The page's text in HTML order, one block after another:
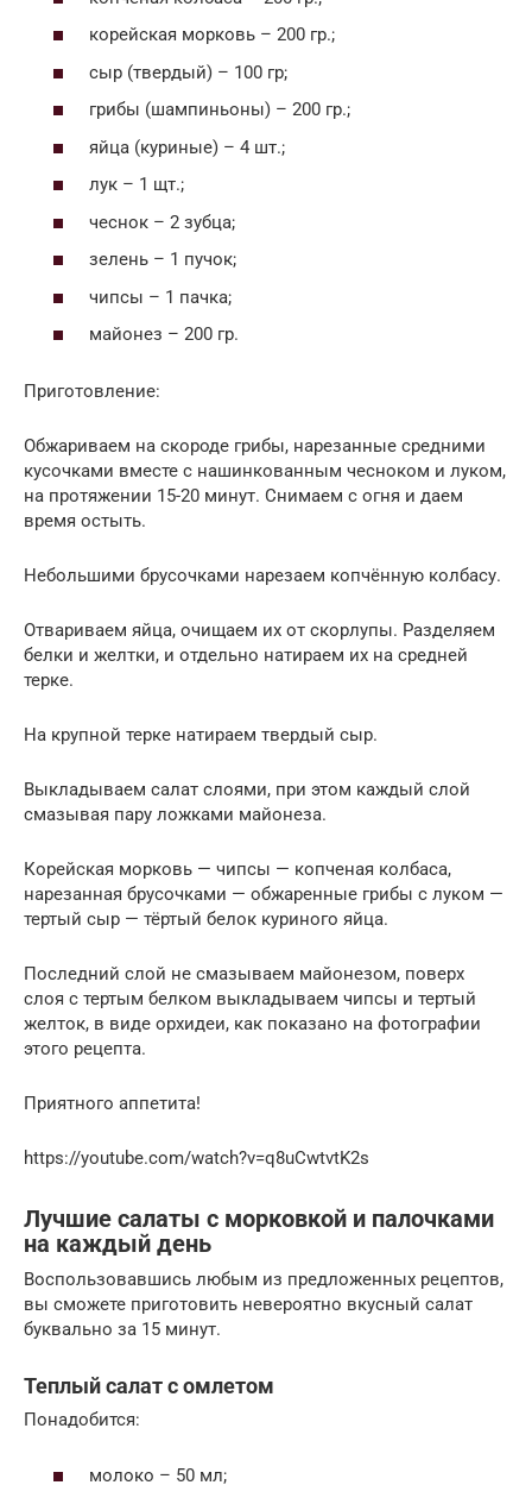
корейская морковь – 200 гр.;
сыр (твердый) – 100 гр;
грибы (шампиньоны) – 200 гр.;
яйца (куриные) – 4 шт.;
лук – 1 щт.;
чеснок – 2 зубца;
зелень – 1 пучок;
чипсы – 1 пачка;
майонез – 200 гр.
Приготовление:
Обжариваем на скороде грибы, нарезанные средними
кусочками вместе с нашинкованным чесноком и луком,
на протяжении 15-20 минут. Снимаем с огня и даем
время остыть.
Небольшими брусочками нарезаем копчённую колбасу.
Отвариваем яйца, очищаем их от скорлупы. Разделяем
белки и желтки, и отдельно натираем их на средней
терке.
На крупной терке натираем твердый сыр.
Выкладываем салат слоями, при этом каждый слой
смазывая пару ложками майонеза.
Корейская морковь — чипсы — копченая колбаса,
нарезанная брусочками — обжаренные грибы с луком —
тертый сыр — тёртый белок куриного яйца.
Последний слой не смазываем майонезом, поверх
слоя с тертым белком выкладываем чипсы и тертый
желток, в виде орхидеи, как показано на фотографии
этого рецепта.
Приятного аппетита!
https://youtube.com/watch?v=q8uCwtvtK2s
Лучшие салаты с морковкой и палочками
на каждый день
Воспользовавшись любым из предложенных рецептов,
вы сможете приготовить невероятно вкусный салат
буквально за 15 минут.
Теплый салат с омлетом
Понадобится:
молоко – 50 мл;